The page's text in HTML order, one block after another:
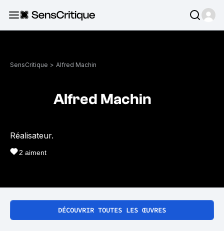
SensCritique > Alfred Machin
Alfred Machin
Réalisateur.
2 aiment
DÉCOUVRIR TOUTES LES ŒUVRES